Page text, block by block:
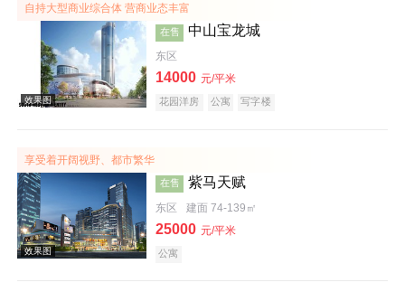
自持大型商业综合体 营商业态丰富
在售 中山宝龙城
东区
14000 元/平米
花园洋房 公寓 写字楼
享受着开阔视野、都市繁华
在售 紫马天赋
东区 建面 74-139㎡
25000 元/平米
公寓